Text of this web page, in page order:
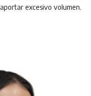
excesivo volumen.